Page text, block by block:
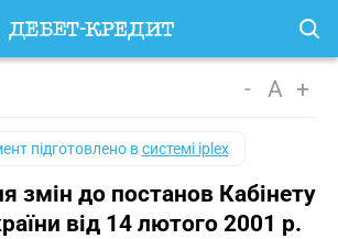
- A +
підготовлено всистемі iplex
змін до постанов Кабінету
від 14 лютого 2001 р.